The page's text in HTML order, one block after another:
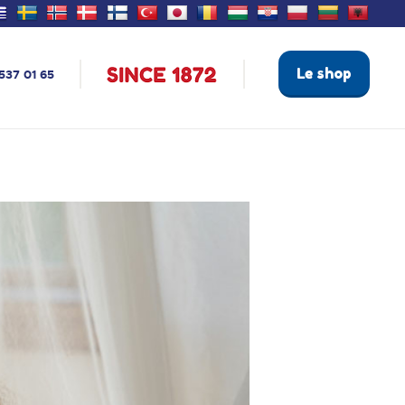
01 65 Le shop